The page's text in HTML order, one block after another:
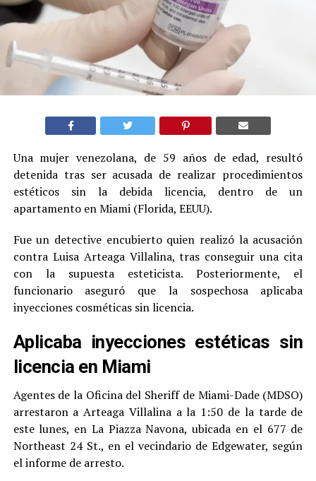
Una mujer venezolana, de 59 años de edad, resultó
detenida tras ser acusada de realizar procedimientos
estéticos sin la debida licencia, dentro de un
apartamento en Miami (Florida, EEUU).
Fue un detective encubierto quien realizó la acusación
contra Luisa Arteaga Villalina, tras conseguir una cita
con la supuesta esteticista. Posteriormente, el
funcionario aseguró que la sospechosa aplicaba
inyecciones cosméticas sin licencia.
Aplicaba inyecciones estéticas sin
licencia en Miami
Agentes de la Oficina del Sheriff de Miami-Dade (MDSO)
arrestaron a Arteaga Villalina a la 1:50 de la tarde de
este lunes, en La Piazza Navona, ubicada en el 677 de
Northeast 24 St., en el vecindario de Edgewater, según
el informe de arresto.